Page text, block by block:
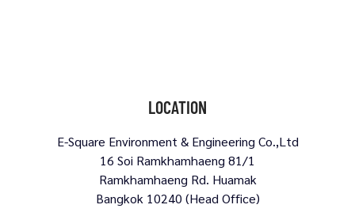
LOCATION
E-Square Environment & Engineering Co.,Ltd
16 Soi Ramkhamhaeng 81/1
Ramkhamhaeng Rd. Huamak
Bangkok 10240 (Head Office)